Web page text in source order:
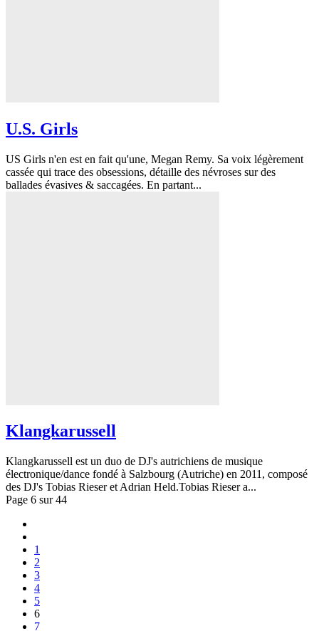
U.S. Girls
US Girls n'en est en fait qu'une, Megan Remy. Sa voix légèrement
cassée qui trace des obsessions, détaille des névroses sur des
ballades évasives & saccagées. En partant...
Klangkarussell
Klangkarussell est un duo de DJ's autrichiens de musique
électronique/dance fondé à Salzbourg (Autriche) en 2011, composé
des DJ's Tobias Rieser et Adrian Held.Tobias Rieser a...
Page 6 sur 44
1
2
3
4
5
6
7